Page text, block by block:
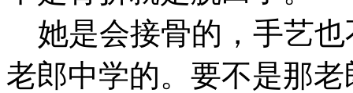
她是会接骨的，手艺也
老郎中学的。要不是那